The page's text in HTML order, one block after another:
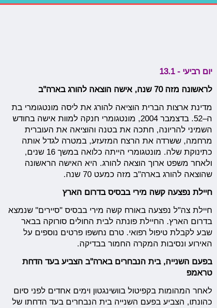
יום רביעי - 13.1
לראשונה מזה 70 שנה, אישה הוצאה להורג בארה"ב
מדינת ארצות הברית הוציאה להורג את ליסה מונטגומרי בת
ה–52. בדצמבר 2004, מונטגומרי חנקה למוות אישה בחודש
השמיני להריונה, חתכה את בטנה והוציאה את העוברית
מרחמה, ששרדה את הרצח המזעזע, במטרה לגדל אותה
כתינוקת שלה. מונטגומרי הייתה כלואה במשך 16 שנים,
ולאחר משפט ארוך הוצאה להורג. היא האישה הראשונה
שהוצאה להורג בארה"ב מזה כמעט 70 שנה.
חיילת נפצעה קשה מירי בבסיס בדרום הארץ
חיילת צה"ל נפצעה באורח קשה מירי בבסיס "סיירים" שנמצא
בדרום הארץ. החיילת פונתה לבית החולים סורוקה בבאר
שבע לקבלת טיפול רפואי. טרם נחשפו פרטים נוספים על
האירוע ונסיבות המקרה החמור בבדיקה.
בפעם השנייה, בית הנבחרים בארה"ב הצביע בעד הדחת
טראמפ
לאחר המהומות בקפיטול בוושינגטון וימים אחדים לפני סיום
כהונתו, הצביע בפעם השנייה בית הנבחרים בעד הדחתו של